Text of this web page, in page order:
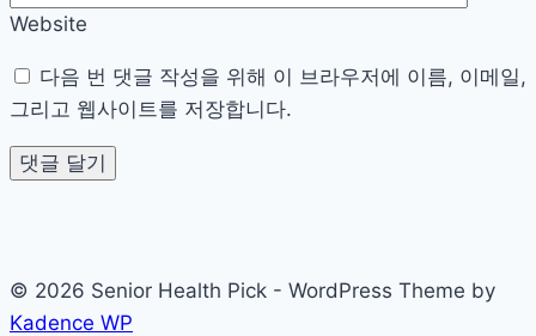
Website
다음 번 댓글 작성을 위해 이 브라우저에 이름, 이메일,
그리고 웹사이트를 저장합니다.
© 2026 Senior Health Pick - WordPress Theme by
Kadence WP